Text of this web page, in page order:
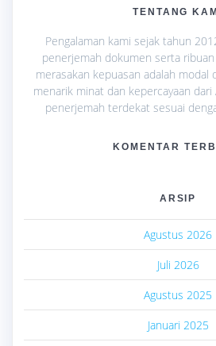
TENTANG
Pengalaman kami sejak tahun
penerjemah dokumen serta ribuan
merasakan kepuasan adalah modal
menarik minat dan kepercayaan dari
penerjemah terdekat sesuai
KOMENTAR
ARSIP
Agustus 2026
Juli 2026
Agustus 2025
Januari 2025